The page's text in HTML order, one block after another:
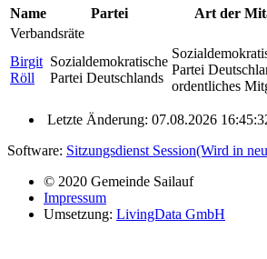
Name Partei
Art der
Verbandsräte
Birgit
Röll
Sozialdemokratische
Partei Deutschlands
Partei
ordentliches
Letzte Änderung: 07.08.2026
Software: Sitzungsdienst Session(Wird in
© 2020 Gemeinde Sailauf
Impressum
Umsetzung: LivingData GmbH